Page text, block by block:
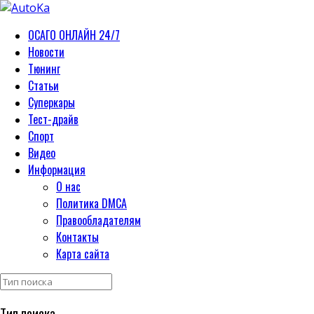
ОСАГО ОНЛАЙН 24/7
Новости
Тюнинг
Статьи
Суперкары
Тест-драйв
Спорт
Видео
Информация
О нас
Политика DMCA
Правообладателям
Контакты
Карта сайта